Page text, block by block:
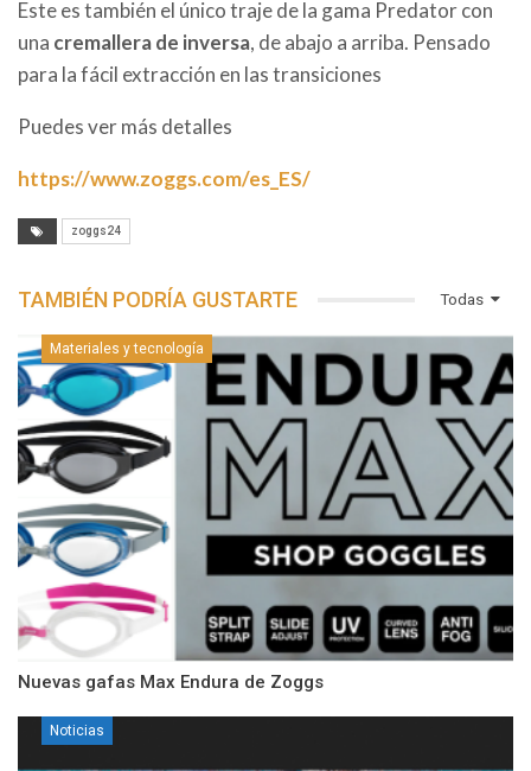
Este es también el único traje de la gama Predator con
una cremallera de inversa, de abajo a arriba. Pensado
para la fácil extracción en las transiciones
Puedes ver más detalles
https://www.zoggs.com/es_ES/
zoggs24
Todas
TAMBIÉN PODRÍA GUSTARTE
Materiales y tecnología
Nuevas gafas Max Endura de Zoggs
Noticias